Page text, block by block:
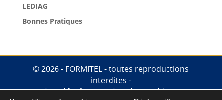
LEDIAG
Bonnes Pratiques
© 2026 - FORMITEL - toutes reproductions
interdites -
mentions légales.gestion des cookies.CGUV